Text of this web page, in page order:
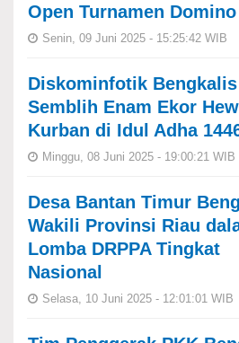
Open Turnamen Domino
Senin, 09 Juni 2025 - 15:25:42 WIB
Diskominfotik Bengkalis
Semblih Enam Ekor
Kurban di Idul Adha
Minggu, 08 Juni 2025 - 19:00:21 WIB
Desa Bantan Timur
Wakili Provinsi Riau
Lomba DRPPA Tingkat
Nasional
Selasa, 10 Juni 2025 - 12:01:01 WIB